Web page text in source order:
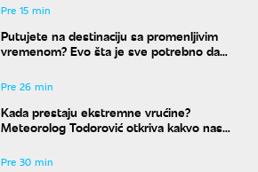
Pre 15 min
Putujete na destinaciju sa promenljivim
vremenom? Evo šta je sve potrebno da
Pre 26 min
Kada prestaju ekstremne vrućine?
Meteorolog Todorović otkriva kakvo nas
Pre 30 min